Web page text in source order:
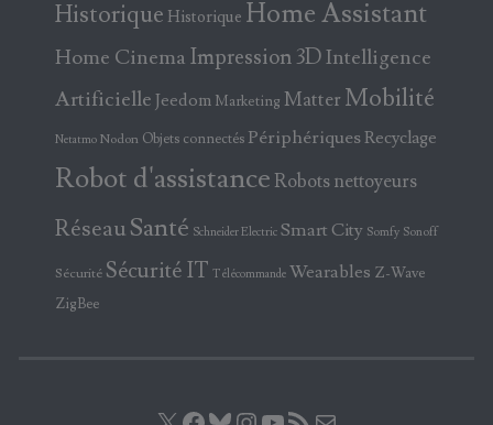
Historique Historique Home Assistant
Home Cinema Impression 3DIntelligence
Artificielle Jeedom Marketing Matter Mobilité
Netatmo Nodon Objets connectés PériphériquesRecyclage
Robot d'assistance Robots nettoyeurs
RéseauSanté Schneider Electric Smart City Somfy Sonoff
Sécurité Sécurité IT Télécommande Wearables Z-Wave
ZigBee
X Facebook
Bluesky
Instagram
YouTube
Flux RSS